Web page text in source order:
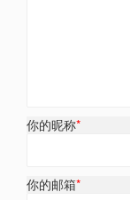
你的昵称*
你的邮箱*